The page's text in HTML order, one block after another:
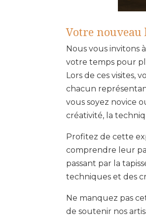
Votre nouveau
Nous vous invitons
votre temps pour
Lors de ces visites,
chacun
vous soyez novice
créativité, la
Profitez de cette
comprendre leur
passant par la
techniques et des
Ne manquez pas
de soutenir nos